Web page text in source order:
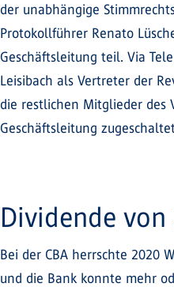
der unabhängige
Protokollführer Renato
Geschäftsleitung teil. Via
Leisibach als Vertreter der
die restlichen Mitglieder des
Geschäftsleitung
Dividende von
Bei der CBA herrschte 2020
und die Bank konnte mehr